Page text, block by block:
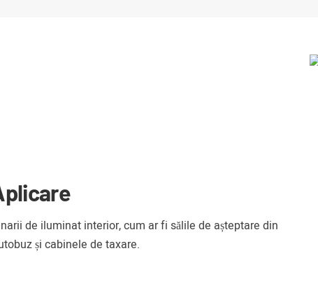
de iluminat interior, cum ar fi sălile de așteptare din
și cabinele de taxare.